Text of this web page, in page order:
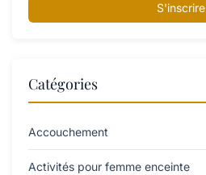
S'inscrire
Catégories
Accouchement
Activités pour femme enceinte